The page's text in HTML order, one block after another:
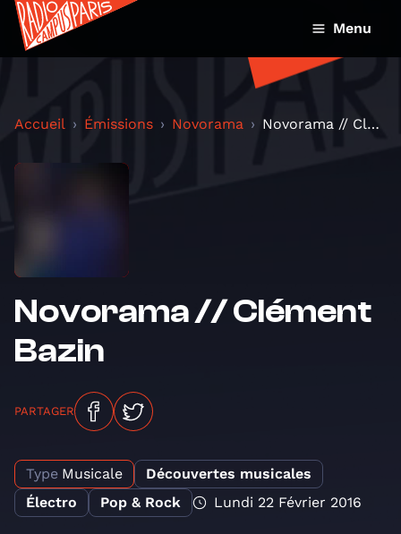
Menu
Accueil Émissions Novorama Novorama // Clément Bazin
Novorama // Clément
Bazin
PARTAGER
Type Musicale
Découvertes musicales
Électro
Pop & Rock Lundi 22 Février 2016